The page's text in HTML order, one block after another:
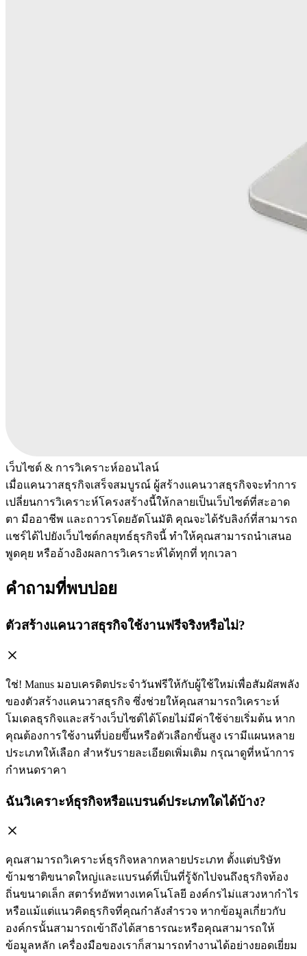
เว็บไซต์ & การวิเคราะห์ออนไลน์
เมื่อแคนวาสธุรกิจเสร็จสมบูรณ์ ผู้สร้างแคนวาสธุรกิจจะทำการ
เปลี่ยนการวิเคราะห์โครงสร้างนี้ให้กลายเป็นเว็บไซต์ที่สะอาด
ตา มืออาชีพ และถาวรโดยอัตโนมัติ คุณจะได้รับลิงก์ที่สามารถ
แชร์ได้ไปยังเว็บไซต์กลยุทธ์ธุรกิจนี้ ทำให้คุณสามารถนำเสนอ
พูดคุย หรืออ้างอิงผลการวิเคราะห์ได้ทุกที่ ทุกเวลา
คำถามที่พบบ่อย
ตัวสร้างแคนวาสธุรกิจใช้งานฟรีจริงหรือไม่?
ใช่! Manus มอบเครดิตประจำวันฟรีให้กับผู้ใช้ใหม่เพื่อสัมผัสพลัง
ของตัวสร้างแคนวาสธุรกิจ ซึ่งช่วยให้คุณสามารถวิเคราะห์
โมเดลธุรกิจและสร้างเว็บไซต์ได้โดยไม่มีค่าใช้จ่ายเริ่มต้น หาก
คุณต้องการใช้งานที่บ่อยขึ้นหรือตัวเลือกขั้นสูง เรามีแผนหลาย
ประเภทให้เลือก สำหรับรายละเอียดเพิ่มเติม กรุณาดูที่หน้าการ
กำหนดราคา
ฉันวิเคราะห์ธุรกิจหรือแบรนด์ประเภทใดได้บ้าง?
คุณสามารถวิเคราะห์ธุรกิจหลากหลายประเภท ตั้งแต่บริษัท
ข้ามชาติขนาดใหญ่และแบรนด์ที่เป็นที่รู้จักไปจนถึงธุรกิจท้อง
ถิ่นขนาดเล็ก สตาร์ทอัพทางเทคโนโลยี องค์กรไม่แสวงหากำไร
หรือแม้แต่แนวคิดธุรกิจที่คุณกำลังสำรวจ หากข้อมูลเกี่ยวกับ
องค์กรนั้นสามารถเข้าถึงได้สาธารณะหรือคุณสามารถให้
ข้อมูลหลัก เครื่องมือของเราก็สามารถทำงานได้อย่างยอดเยี่ยม